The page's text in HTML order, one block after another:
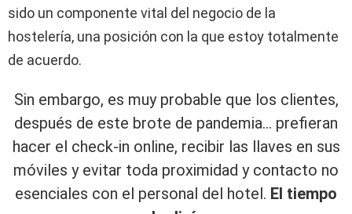
sido un componente vital del negocio de la
hostelería, una posición con la que estoy totalmente
de acuerdo.
Sin embargo, es muy probable que los clientes,
después de este brote de pandemia… prefieran
hacer el check-in online, recibir las llaves en sus
móviles y evitar toda proximidad y contacto no
esenciales con el personal del hotel. El tiempo